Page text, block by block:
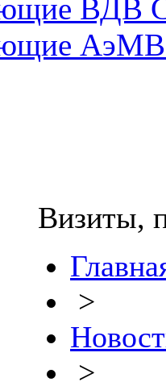
ВДВ
АэМВ
Визиты,
>
>